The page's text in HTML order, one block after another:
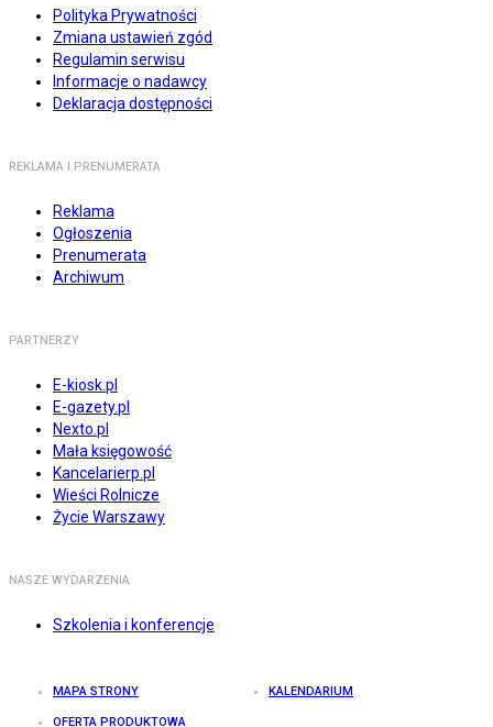
Polityka Prywatności
Zmiana ustawień zgód
Regulamin serwisu
Informacje o nadawcy
Deklaracja dostępności
REKLAMA I PRENUMERATA
Reklama
Ogłoszenia
Prenumerata
Archiwum
PARTNERZY
E-kiosk.pl
E-gazety.pl
Nexto.pl
Mała księgowość
Kancelarierp.pl
Wieści Rolnicze
Życie Warszawy
NASZE WYDARZENIA
Szkolenia i konferencje
MAPA STRONY KALENDARIUM
OFERTA PRODUKTOWA